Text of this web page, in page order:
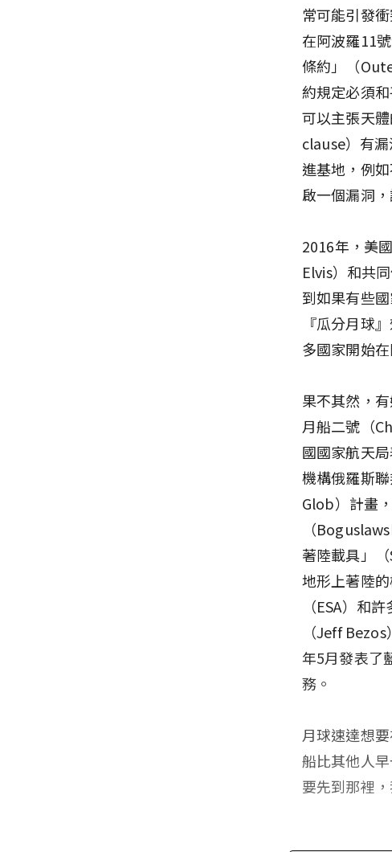
常可能引發衝
在阿波羅11
條約」（
約規定必須
可以主張天
clause）有
進基地，例
啟一個漏洞
2016年，美
Elvis）和共
到如果有些
『瓜分月球
多國家開始
果不其然，
月船二號（
國國家航天
機構俄羅斯
Glob）計畫
（
著陸載具」
地形上著陸
（ESA）和
（Jeff
年5月發表了
務。
月球速達想
船比其他人
要先到那裡